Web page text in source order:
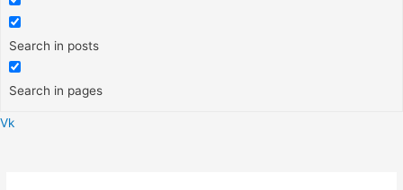
Search in posts
Search in pages
Vk